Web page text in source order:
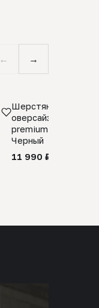
← →
Шерстяной свитер
оверсайз 100%
premium merino
Черный
11 990 ₽